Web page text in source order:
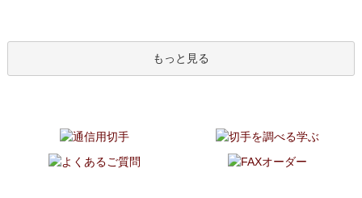
もっと見る